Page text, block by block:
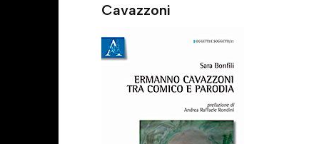
Cavazzoni